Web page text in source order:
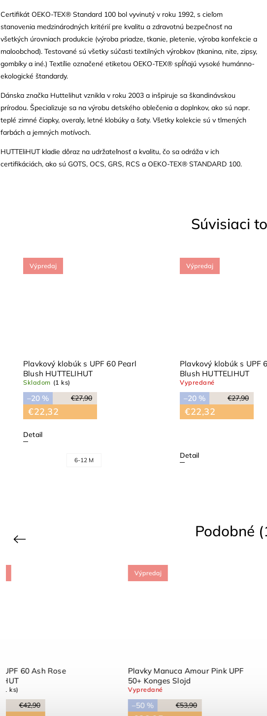
Certifikát OEKO-TEX® Standard 100 bol vyvinutý v roku 1992, s cieľom
stanovenia medzinárodných kritérií pre kvalitu a zdravotnú bezpečnosť na
všetkých úrovniach produkcie (výroba priadze, tkanie, pletenie, výroba konfekcie a
maloobchod). Testované sú všetky súčasti textilných výrobkov (tkanina, nite, zipsy,
gombíky a iné.) Textílie označené etiketou OEKO-TEX® spĺňajú vysoké humánno-
ekologické štandardy.
Dánska značka Huttelihut vznikla v roku 2003 a inšpiruje sa škandinávskou
prírodou. Špecializuje sa na výrobu detského oblečenia a doplnkov, ako sú napr.
teplé zimné čiapky, overaly, letné klobúky a šaty. Všetky kolekcie sú v tlmených
farbách a jemných motívoch.
HUTTEliHUT kladie dôraz na udržateľnosť a kvalitu, čo sa odráža v ich
certifikáciách, ako sú GOTS, OCS, GRS, RCS a OEKO-TEX® STANDARD 100.
Súvisiaci
Výpredaj
Plavkový klobúk s UPF 60 Pearl
Blush HUTTELIHUT
Skladom (1 ks)
€27,90
–20 %
€22,32
Detail
6-12 M
Výpredaj
Plavkový klobúk s UPF
Blush HUTTELIHUT
Vypredané
€27,90
–20 %
€22,32
Detail
Podobné
Previous
Svetloružové plavky Jade Evening
–50 %
Plavky Maxime s
creature/sandy Liewood
–50 %